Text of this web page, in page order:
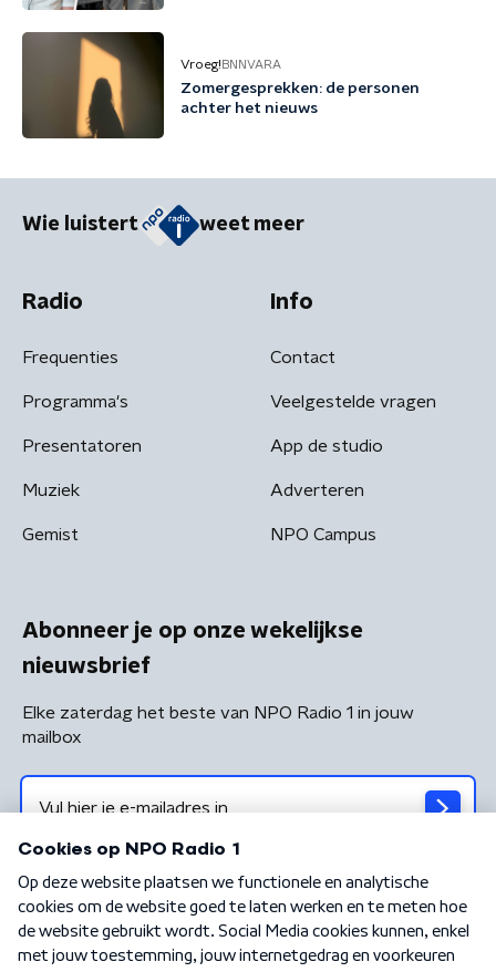
Vroeg! BNNVARA
Zomergesprekken: de personen
achter het nieuws
Wie luistert weet meer
Radio
Frequenties
Programma's
Presentatoren
Muziek
Gemist
Info
Contact
Veelgestelde vragen
App de studio
Adverteren
NPO Campus
Abonneer je op onze wekelijkse
nieuwsbrief
Elke zaterdag het beste van NPO Radio 1 in jouw
mailbox
Algemene voorwaarden